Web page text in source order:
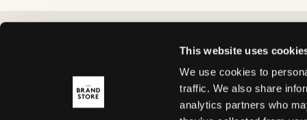
This website uses
We use cookies to
traffic. We also share
analytics partners who